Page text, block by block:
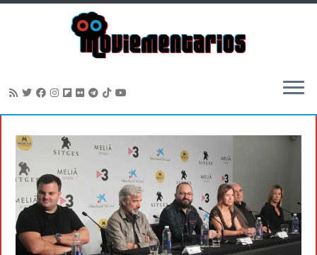
contenido